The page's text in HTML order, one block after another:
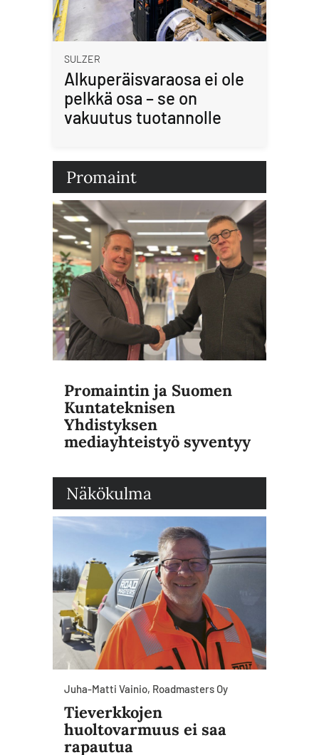
SULZER
Alkuperäisvaraosa ei ole
pelkkä osa – se on
vakuutus tuotannolle
Promaint
Promaintin ja Suomen
Kuntateknisen
Yhdistyksen
mediayhteistyö syventyy
Näkökulma
Juha-Matti Vainio, Roadmasters Oy
Tieverkkojen
huoltovarmuus ei saa
rapautua